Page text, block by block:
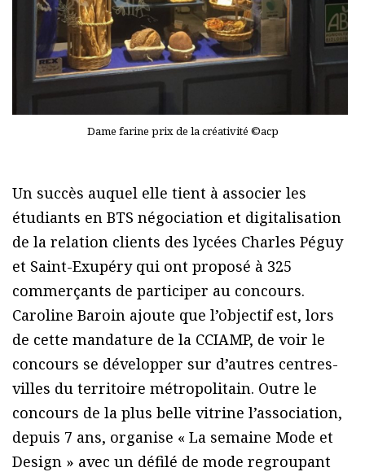
Dame farine prix de la créativité ©acp
Un succès auquel elle tient à associer les
étudiants en BTS négociation et digitalisation
de la relation clients des lycées Charles Péguy
et Saint-Exupéry qui ont proposé à 325
commerçants de participer au concours.
Caroline Baroin ajoute que l’objectif est, lors
de cette mandature de la CCIAMP, de voir le
concours se développer sur d’autres centres-
villes du territoire métropolitain. Outre le
concours de la plus belle vitrine l’association,
depuis 7 ans, organise « La semaine Mode et
Design » avec un défilé de mode regroupant